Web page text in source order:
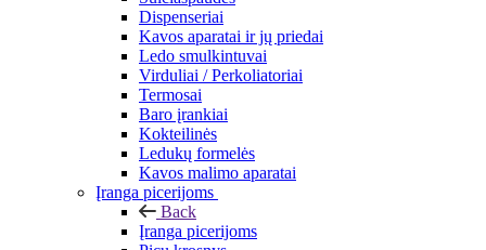
Dispenseriai
Kavos aparatai ir jų priedai
Ledo smulkintuvai
Virduliai / Perkoliatoriai
Termosai
Baro įrankiai
Kokteilinės
Ledukų formelės
Kavos malimo aparatai
Įranga picerijoms
Back
Įranga picerijoms